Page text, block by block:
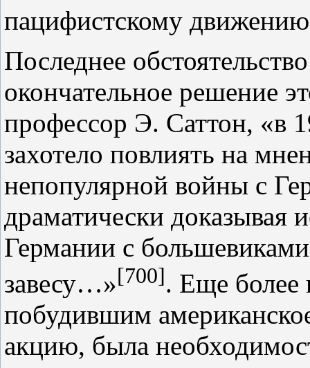
пацифистскому
Последнее
окончательное решение
профессор Э. Саттон, «в
захотело повлиять на
непопулярной войны с
драматически доказывая
Германии с
завесу…»[700]. Еще
побудившим
акцию, была